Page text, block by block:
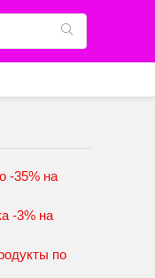
-35% на
-3% на
по